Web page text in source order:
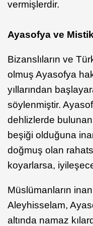
vermişlerdir.
Ayasofya ve
Bizanslıların ve
olmuş Ayasofya
yıllarından
söylenmiştir.
dehlizlerde
beşiği olduğuna
doğmuş olan
koyarlarsa,
Müslümanların
Aleyhisselam,
altında namaz